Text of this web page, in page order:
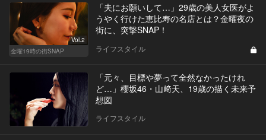
Vol.2
金曜19時の街SNAP
「夫にお願いして…」29歳の美人女医がよ
うやく行けた恵比寿の名店とは？金曜夜の
街に、突撃SNAP！
ライフスタイル
「元々、目標や夢って全然なかったけれ
ど…」櫻坂46・山﨑天、19歳の描く未来予
想図
ライフスタイル